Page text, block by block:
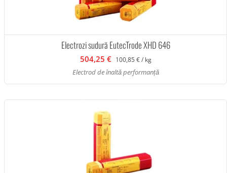
Electrozi sudură EutecTrode XHD 646
504,25 € 100,85 € / kg
Electrod de înaltă performanță